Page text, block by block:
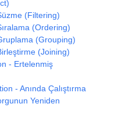
(Filtering)
(Ordering)
(Grouping)
(Joining)
- Ertelenmiş
- Anında Çalıştırma
Yeniden